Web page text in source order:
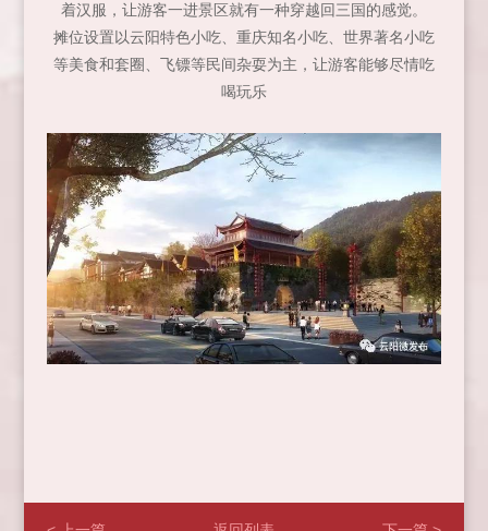
着汉服，让游客一进景区就有一种穿越回三国的感觉。
摊位设置以云阳特色小吃、重庆知名小吃、世界著名小吃
等美食和套圈、飞镖等民间杂耍为主，让游客能够尽情吃
喝玩乐